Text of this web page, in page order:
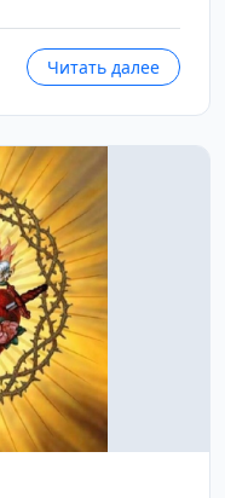
Читать далее